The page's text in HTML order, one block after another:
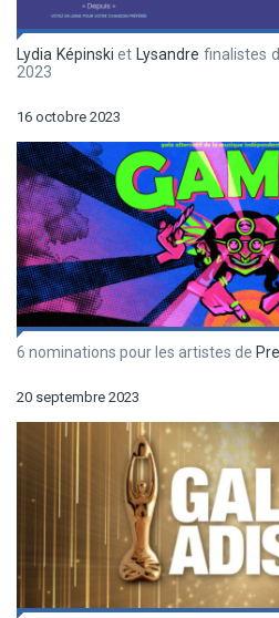
Lydia Képinski et Lysandre finalistes
2023
16 octobre 2023
6 nominations pour les artistes de
20 septembre 2023